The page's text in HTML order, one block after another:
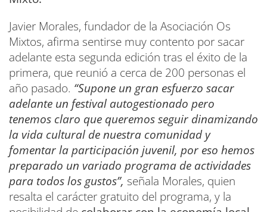
Javier Morales, fundador de la Asociación Os
Mixtos, afirma sentirse muy contento por sacar
adelante esta segunda edición tras el éxito de la
primera, que reunió a cerca de 200 personas el
año pasado. “Supone un gran esfuerzo sacar
adelante un festival autogestionado pero
tenemos claro que queremos seguir dinamizando
la vida cultural de nuestra comunidad y
fomentar la participación juvenil, por eso hemos
preparado un variado programa de actividades
para todos los gustos”, señala Morales, quien
resalta el carácter gratuito del programa, y la